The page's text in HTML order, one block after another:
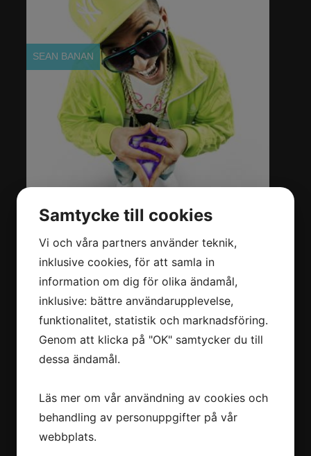
SEAN BANAN
TOBBE TROLLKARL
Samtycke till cookies
Vi och våra partners använder teknik,
inklusive cookies, för att samla in
information om dig för olika ändamål,
inklusive: bättre användarupplevelse,
funktionalitet, statistik och marknadsföring.
Genom att klicka på "OK" samtycker du till
dessa ändamål.
Läs mer om vår användning av cookies och
behandling av personuppgifter på vår
webbplats.